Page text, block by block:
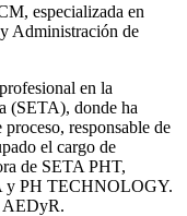
especializada en
Administración de
en la
(SETA), donde ha
responsable de
el cargo de
de SETA PHT,
y PH TECHNOLOGY.
AEDyR.